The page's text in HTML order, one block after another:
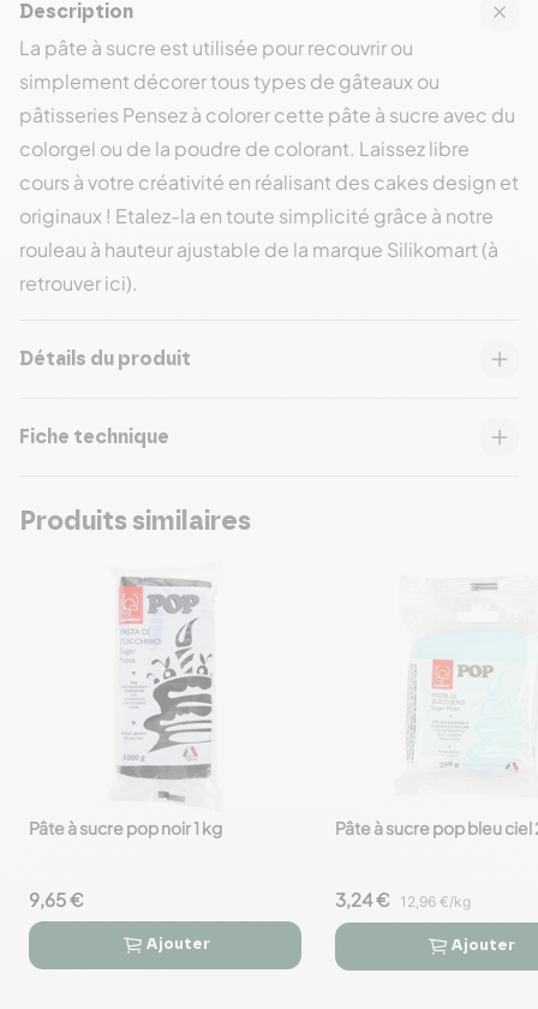
Description
La pâte à sucre est utilisée pour recouvrir ou
simplement décorer tous types de gâteaux ou
pâtisseries Pensez à colorer cette pâte à sucre avec du
colorgel ou de la poudre de colorant. Laissez libre
cours à votre créativité en réalisant des cakes design et
originaux ! Etalez-la en toute simplicité grâce à notre
rouleau à hauteur ajustable de la marque Silikomart (à
retrouver ici).
Détails du produit
Fiche technique
Produits similaires
favorite_border
Pâte à sucre pop noir 1 kg
9,65 €
 
Ajouter
favorite_border
Pâte à sucre pop bleu ciel
3,24 € 12,96 €/kg
 
Ajouter